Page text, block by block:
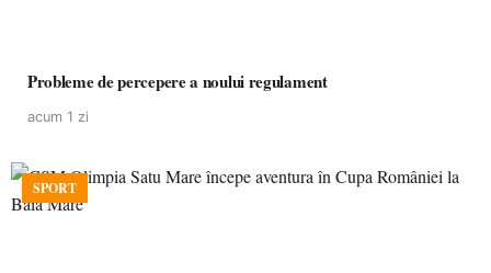
Probleme de percepere a noului regulament
acum 1 zi
SPORT